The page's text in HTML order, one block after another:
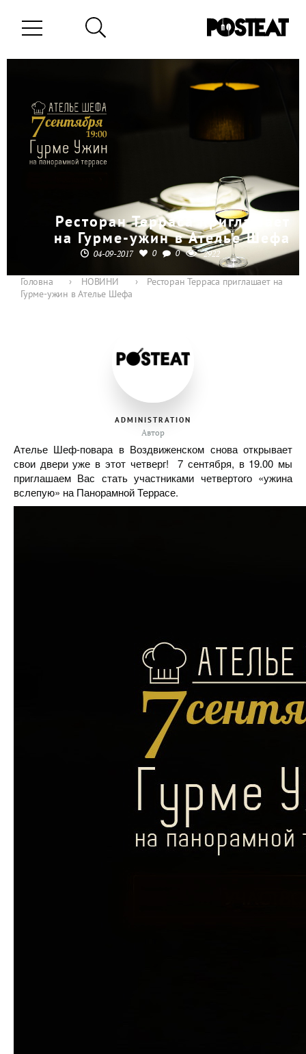
Ресторан Терраса приглашает
на Гурме-ужин в Ателье Шефа
04-09-2017 0 0 2922
Головна › НОВИНИ ›
Ресторан Терраса приглашает на
Гурме-ужин в Ателье Шефа
ADMINISTRATION
Автор
Ателье Шеф-повара в Воздвиженском снова открывает
свои двери уже в этот четверг! 7 сентября, в 19.00 мы
приглашаем Вас стать участниками четвертого «ужина
вслепую» на Панорамной Террасе.